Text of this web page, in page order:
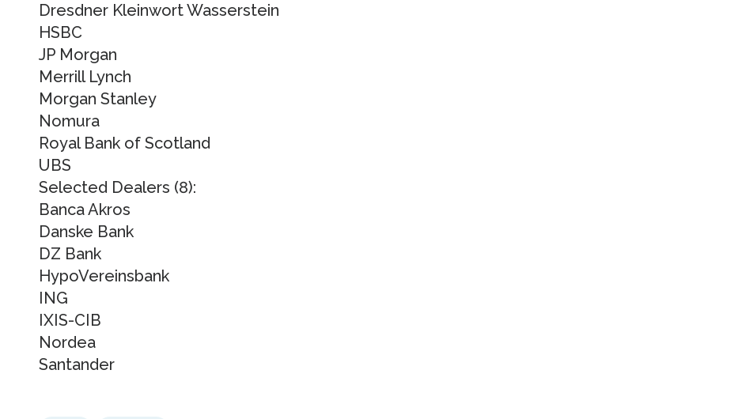
Dresdner Kleinwort Wasserstein
HSBC
JP Morgan
Merrill Lynch
Morgan Stanley
Nomura
Royal Bank of Scotland
UBS
Selected Dealers (8):
Banca Akros
Danske Bank
DZ Bank
HypoVereinsbank
ING
IXIS-CIB
Nordea
Santander